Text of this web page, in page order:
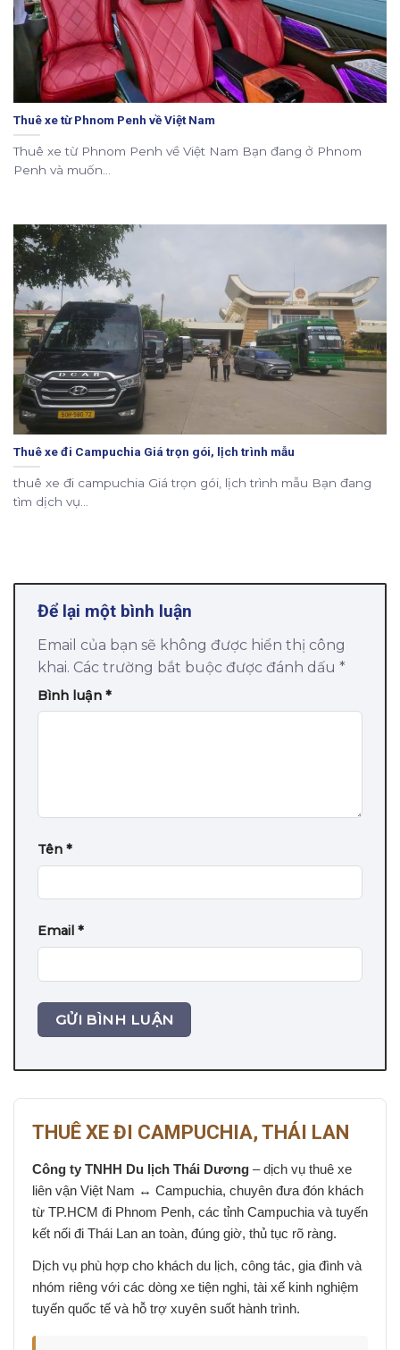
Thuê xe từ Phnom Penh về Việt Nam
Thuê xe từ Phnom Penh về Việt Nam Bạn đang ở Phnom
Penh và muốn...
Thuê xe đi Campuchia Giá trọn gói, lịch trình mẫu
thuê xe đi campuchia Giá trọn gói, lịch trình mẫu Bạn đang
tìm dịch vụ...
Để lại một bình luận
Email của bạn sẽ không được hiển thị công
khai. Các trường bắt buộc được đánh dấu *
Bình luận *
Tên *
Email *
THUÊ XE ĐI CAMPUCHIA, THÁI LAN
Công ty TNHH Du lịch Thái Dương – dịch vụ thuê xe
liên vận Việt Nam ↔ Campuchia, chuyên đưa đón khách
từ TP.HCM đi Phnom Penh, các tỉnh Campuchia và tuyến
kết nối đi Thái Lan an toàn, đúng giờ, thủ tục rõ ràng.
Dịch vụ phù hợp cho khách du lịch, công tác, gia đình và
nhóm riêng với các dòng xe tiện nghi, tài xế kinh nghiệm
tuyến quốc tế và hỗ trợ xuyên suốt hành trình.